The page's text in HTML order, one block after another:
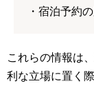
・宿泊予約
これらの情報は
利な立場に置く